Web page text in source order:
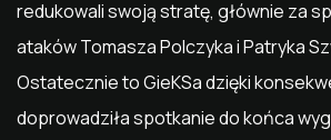
redukowali swoją stratę, głównie za
ataków Tomasza Polczyka i Patryka
Ostatecznie to GieKSa dzięki
doprowadziła spotkanie do końca